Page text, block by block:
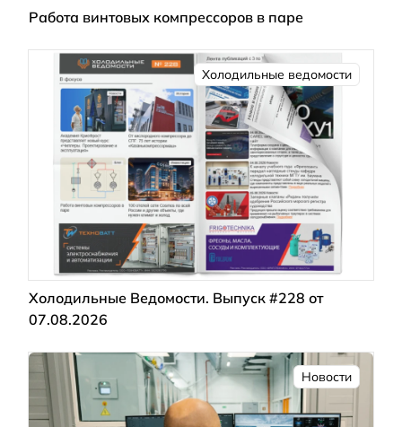
Работа винтовых компрессоров в паре
Холодильные ведомости
Холодильные Ведомости. Выпуск #228 от
07.08.2026
Новости